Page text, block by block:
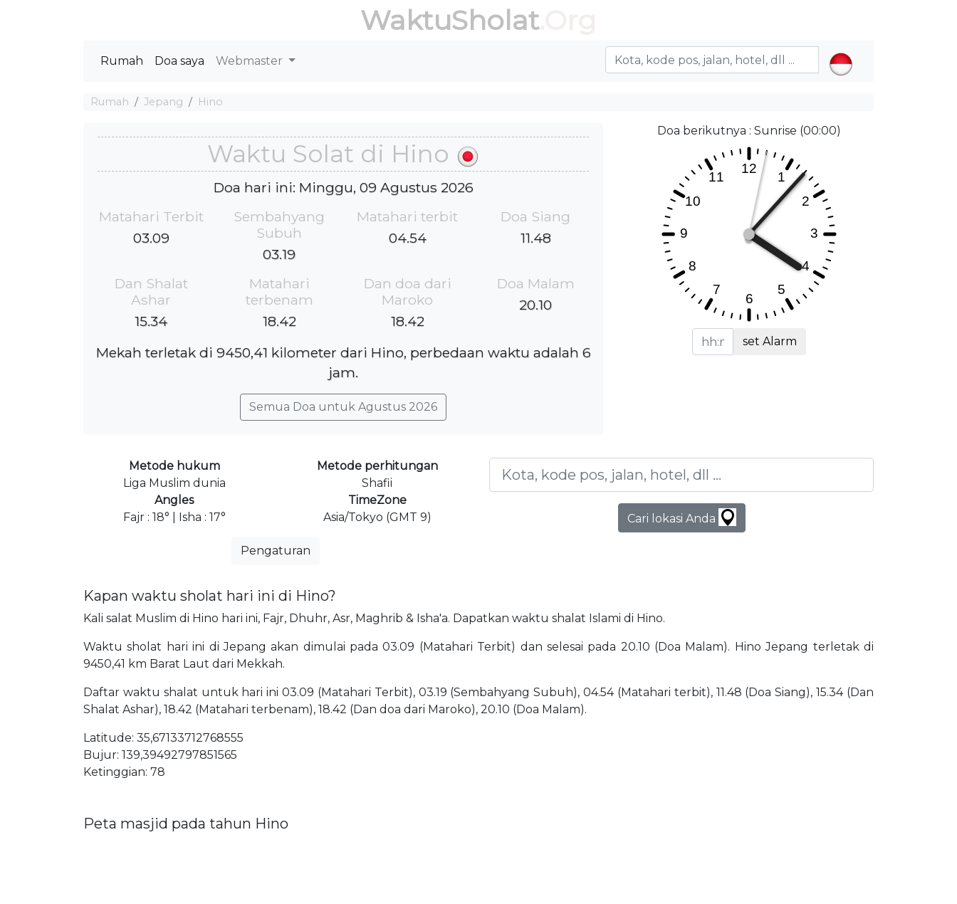
WaktuSholat.Org
Rumah Doa saya Webmaster
Rumah Jepang Hino
Waktu Solat di Hino
Doa hari ini: Minggu, 09 Agustus 2026
Matahari Terbit
03.09
Sembahyang
Subuh
03.19
Matahari terbit
04.54
Doa Siang
11.48
Dan Shalat
Ashar
15.34
Matahari
terbenam
18.42
Dan doa dari
Maroko
18.42
Doa Malam
20.10
Mekah terletak di 9450,41 kilometer dari Hino, perbedaan waktu adalah 6
jam.
Semua Doa untuk Agustus 2026
Doa berikutnya : Sunrise (00:00)
set Alarm
Metode hukum
Liga Muslim dunia
Metode perhitungan
Shafii
Angles
Fajr : 18° | Isha : 17°
TimeZone
Asia/Tokyo (GMT 9)
Pengaturan
Cari lokasi Anda
Kapan waktu sholat hari ini di Hino?
Kali salat Muslim di Hino hari ini, Fajr, Dhuhr, Asr, Maghrib & Isha'a. Dapatkan waktu shalat Islami di Hino.
Waktu sholat hari ini di Jepang akan dimulai pada 03.09 (Matahari Terbit) dan selesai pada 20.10 (Doa Malam). Hino Jepang terletak di
9450,41 km Barat Laut dari Mekkah.
Daftar waktu shalat untuk hari ini 03.09 (Matahari Terbit), 03.19 (Sembahyang Subuh), 04.54 (Matahari terbit), 11.48 (Doa Siang), 15.34 (Dan
Shalat Ashar), 18.42 (Matahari terbenam), 18.42 (Dan doa dari Maroko), 20.10 (Doa Malam).
Latitude: 35,67133712768555
Bujur: 139,39492797851565
Ketinggian: 78
Peta masjid pada tahun Hino